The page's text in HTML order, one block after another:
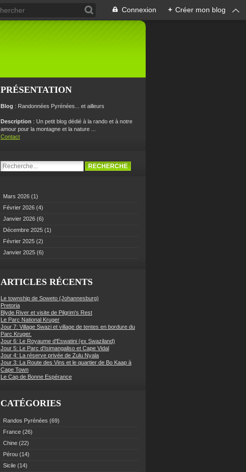
Connexion + Créer mon blog
PRÉSENTATION
Blog : Randonnées Pyrénées... et ailleurs
Description : Un petit blog dédié à la rando et à notre
amour pour la montagne et la nature ...
Contact
Mars 2026 (1)
Février 2026 (4)
Janvier 2026 (6)
Décembre 2025 (1)
Février 2025 (2)
Janvier 2025 (6)
ARTICLES RÉCENTS
Le township de Soweto (Johannesburg)
Pretoria
Blyde River et visite de Pilgrim's Rest
Le Parc National Kruger
Jour 7: Village Swazi et village de tentes en bordure du
Parc Kruger.
Jour 6: Le Royaume d'Eswatini (ex Swaziland)
Jour 5: Le Parc d'Isimangaliso et Cape Vidal
Jour 4: La réserve privée de Zulu Nyala
Jour 3: La Route des Vins et le quartier de Bo Kaap à
Cape Town
Le Cap de Bonne Espérance
CATÉGORIES
Randos Pyrénées (69)
France (26)
Chine (22)
Pérou (14)
Sicile (14)